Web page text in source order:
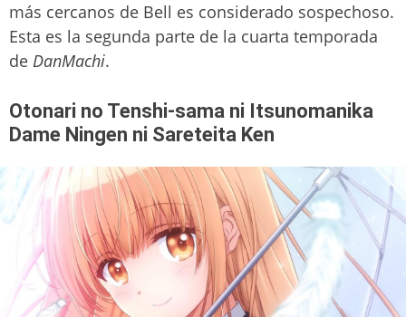
más cercanos de Bell es considerado sospechoso.
Esta es la segunda parte de la cuarta temporada
de DanMachi.
Otonari no Tenshi-sama ni Itsunomanika
Dame Ningen ni Sareteita Ken